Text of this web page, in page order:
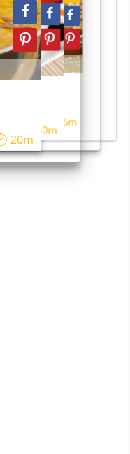
20m
40m
55m